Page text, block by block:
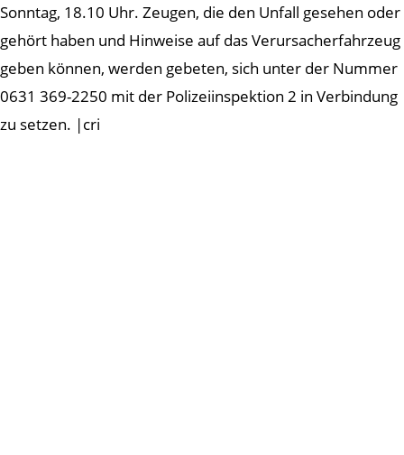
Sonntag, 18.10 Uhr. Zeugen, die den Unfall gesehen oder
gehört haben und Hinweise auf das Verursacherfahrzeug
geben können, werden gebeten, sich unter der Nummer
0631 369-2250 mit der Polizeiinspektion 2 in Verbindung
zu setzen. |cri